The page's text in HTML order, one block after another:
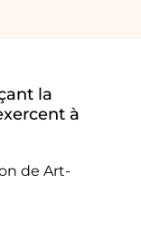
la
à
de Art-